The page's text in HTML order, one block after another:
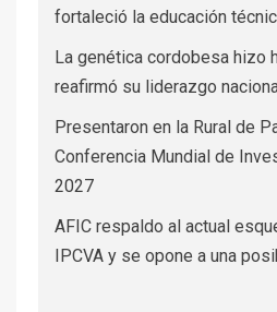
fortaleció la educación
La genética cordobesa hizo
reafirmó su liderazgo
Presentaron en la Rural de
Conferencia Mundial de
2027
AFIC respaldo al actual
IPCVA y se opone a una